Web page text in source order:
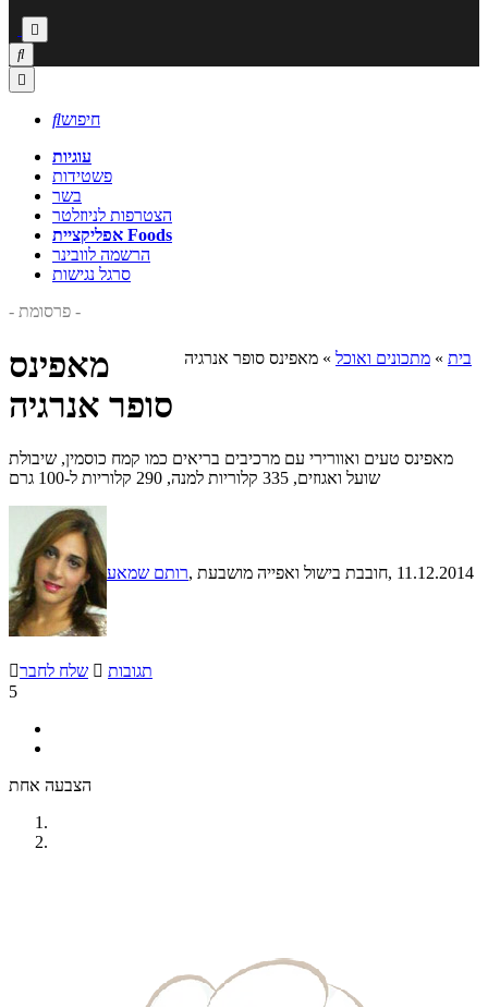



חיפוש
עוגיות
פשטידות
בשר
הצטרפות לניוזלטר
אפליקציית Foods
הרשמה לוובינר
סרגל נגישות
- פרסומת -
בית » מתכונים ואוכל » מאפינס סופר אנרגיה
מאפינס
סופר אנרגיה
מאפינס טעים ואוורירי עם מרכיבים בריאים כמו קמח כוסמין, שיבולת
שועל ואגוזים, 335 קלוריות למנה, 290 קלוריות ל-100 גרם
רותם שמאע , חובבת בישול ואפייה מושבעת, 11.12.2014
שלח לחבר  תגובות
5
הצבעה אחת